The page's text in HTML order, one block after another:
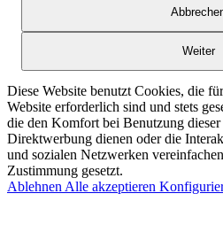
Weiter
Diese Website benutzt Cookies, die
Website erforderlich sind und stets
die den Komfort bei Benutzung dieser
Direktwerbung dienen oder die
und sozialen Netzwerken
Zustimmung gesetzt.
Ablehnen Alle akzeptieren